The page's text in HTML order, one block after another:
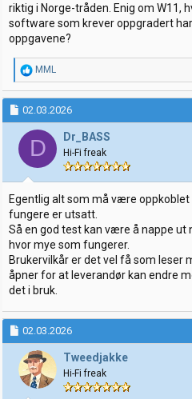
riktig i Norge-tråden. Enig om W11,
software som krever oppgradert
oppgavene?
R
e
a
k
s
j
o
n
e
r
:
MML
02.03.2026
D Dr_BASS
Hi-Fi freak
Egentlig alt som må være
fungere er utsatt.
Så en god test kan være å nappe ut
hvor mye som fungerer.
Brukervilkår er det vel få som leser
åpner for at leverandør kan endre
det i bruk.
02.03.2026
Tweedjakke
Hi-Fi freak